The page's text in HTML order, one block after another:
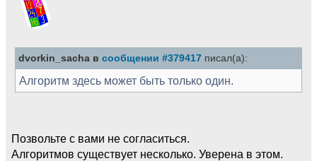
dvorkin_sacha в сообщении #379417 писал(а):
Алгоритм здесь может быть только один.
Позвольте с вами не согласиться.
Алгоритмов существует несколько. Уверена в этом.